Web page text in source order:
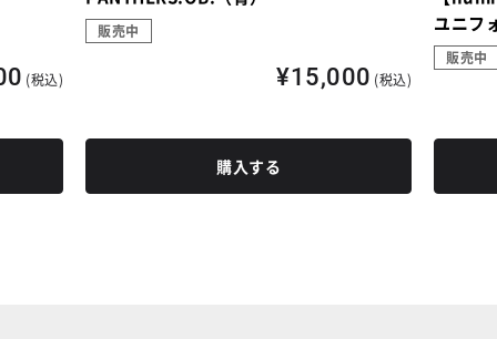
(税込)
販売中
¥15,000 (税込)
購入する
ユニフ
販売中